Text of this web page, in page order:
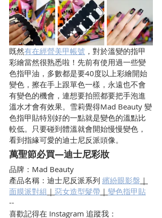
既然有在經營美甲帳號 ，對於溫變的指甲
彩繪當然很熟悉啦！先前有使用過一些變
色指甲油，多數都是要40度以上彩繪開始
變色，擦在手上跟單色一樣，永遠也不會
有變色的機會，連想要拍照都要把手泡進
溫水才會有效果。雪莉覺得Mad Beauty 變
色指甲貼特別好的一點就是變色的溫點比
較低。只要碰到體溫就會開始慢慢變色，
看到指緣可愛的迪士尼反派頭像。
萬聖節必買—迪士尼彩妝
品牌：Mad Beauty
產品名稱：迪士尼反派系列 繽紛眼影盤 ｜
面膜派對組 ｜ 惡女造型髮帶 ｜ 變色指甲貼
--
喜歡記得在 Instagram 追蹤我：